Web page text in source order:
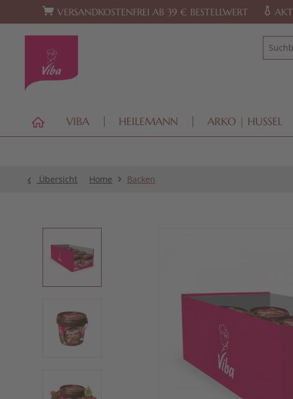
Zur Hauptnavigation springen Zum Footer springen
VERSANDKOSTENFREI AB 39 € BESTELLWERT
VIBA HEILEMANN ARKO | HUSSEL
Übersicht Home Backen